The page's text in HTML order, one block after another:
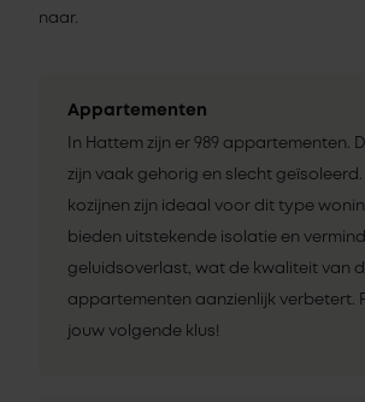
naar.
Appartementen
In Hattem zijn er 989 appartementen.
zijn vaak gehorig en slecht
kozijnen zijn ideaal voor dit type
bieden uitstekende isolatie en
geluidsoverlast, wat de kwaliteit van
appartementen aanzienlijk verbetert.
jouw volgende klus!